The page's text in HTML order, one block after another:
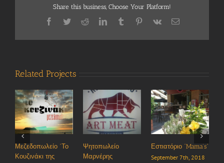
Share this business, Choose Your Platform!
Facebook
TwitterRedditLinkedInTumblr Pinterest
Vk Email
Related Projects
Ψητοπωλείο
Μαρνέρης
Εστιατόριο “Mama’s”
September 7th, 2018
Εστιατόριο-
Καφενείο